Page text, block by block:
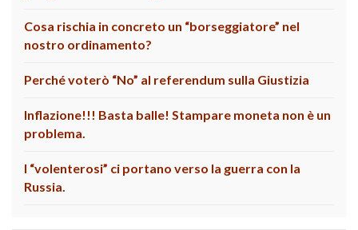
Cosa rischia in concreto un “borseggiatore” nel
nostro ordinamento?
Perché voterò “No” al referendum sulla Giustizia
Inflazione!!! Basta balle! Stampare moneta non è un
problema.
I “volenterosi” ci portano verso la guerra con la
Russia.